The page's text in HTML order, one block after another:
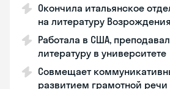
Окончила итальянское
на литературу Возрождения
Работала в США,
литературу в университете
Совмещает
развитием грамотной речи